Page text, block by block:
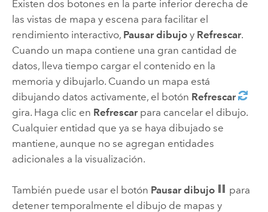
Existen dos botones en la parte inferior derecha de
las vistas de mapa y escena para facilitar el
rendimiento interactivo, Pausar dibujoy Refrescar.
Cuando un mapa contiene una gran cantidad de
datos, lleva tiempo cargar el contenido en la
memoria y dibujarlo. Cuando un mapa está
dibujando datos activamente, el botón Refrescar
gira. Haga clic en Refrescarpara cancelar el dibujo.
Cualquier entidad que ya se haya dibujado se
mantiene, aunque no se agregan entidades
adicionales a la visualización.
También puede usar el botón Pausar dibujo
para
detener temporalmente el dibujo de mapas y